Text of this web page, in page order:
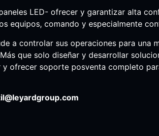
LED- ofrecer y garantizar alta
equipos, comando y especialmente
a controlar sus operaciones para una
que solo diseñar y desarrollar
ofrecer soporte posventa completo